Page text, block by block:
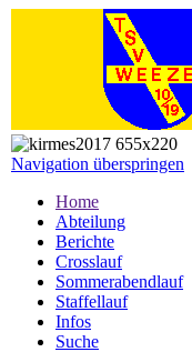
Navigation überspringen
Home
Abteilung
Berichte
Crosslauf
Sommerabendlauf
Staffellauf
Infos
Suche